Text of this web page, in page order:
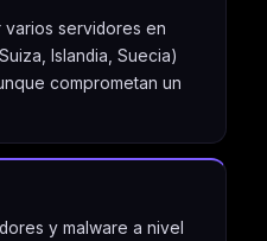
varios servidores en
Islandia, Suecia)
comprometan un
y malware a nivel